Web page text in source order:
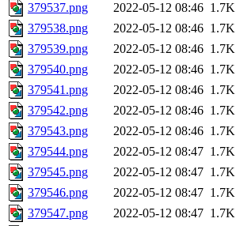
379537.png
2022-05-12 08:46 1.7K
379538.png
2022-05-12 08:46 1.7K
379539.png
2022-05-12 08:46 1.7K
379540.png
2022-05-12 08:46 1.7K
379541.png
2022-05-12 08:46 1.7K
379542.png
2022-05-12 08:46 1.7K
379543.png
2022-05-12 08:46 1.7K
379544.png
2022-05-12 08:47 1.7K
379545.png
2022-05-12 08:47 1.7K
379546.png
2022-05-12 08:47 1.7K
379547.png
2022-05-12 08:47 1.7K